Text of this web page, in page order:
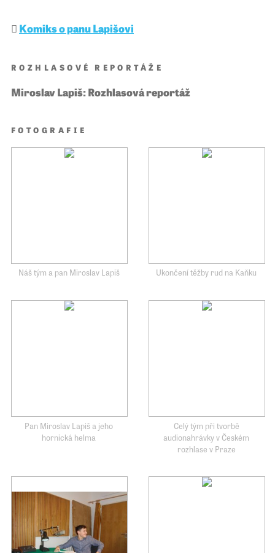
Komiks o panu Lapišovi
ROZHLASOVÉ REPORTÁŽE
Miroslav Lapiš: Rozhlasová reportáž
FOTOGRAFIE
Náš tým a pan Miroslav Lapiš Ukončení těžby rud na Kaňku
Pan Miroslav Lapiš a jeho
hornická helma
Celý tým při tvorbě
audionahrávky v Českém
rozhlase v Praze